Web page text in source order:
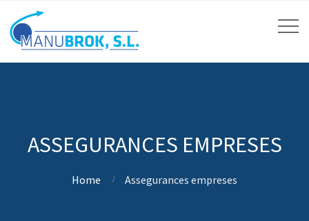
ASSEGURANCES EMPRESES
Home Assegurances empreses